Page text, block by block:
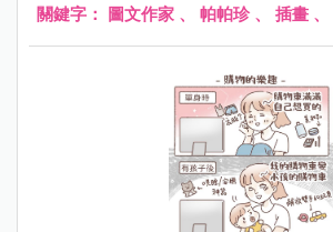
關鍵字： 圖文作家 、 帕帕珍、 插畫 、